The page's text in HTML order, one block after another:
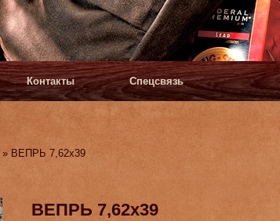
Контакты Спецсвязь
» ВЕПРЬ 7,62х39
ВЕПРЬ 7,62х39